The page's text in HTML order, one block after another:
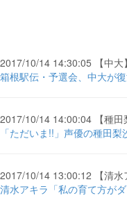
2017/10/14 14:30:05 【中大】
箱根駅伝・予選会、中大が
2017/10/14 14:00:04 【種田
「ただいま!!」声優の種田
2017/10/14 13:00:12 【清水
清水アキラ「私の育て方が